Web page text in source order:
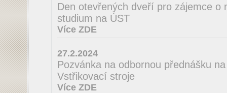
Den otevřených dveří pro zájemce o
studium na ÚST
Více ZDE
27.2.2024
Pozvánka na odbornou přednášku
Vstřikovací stroje
Více ZDE